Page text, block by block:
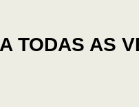
TODAS AS